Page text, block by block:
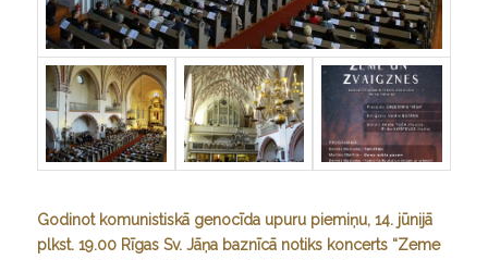
Godinot komunistiskā genocīda upuru piemiņu, 14. jūnijā
plkst. 19.00 Rīgas Sv. Jāņa baznīcā notiks koncerts “Zeme